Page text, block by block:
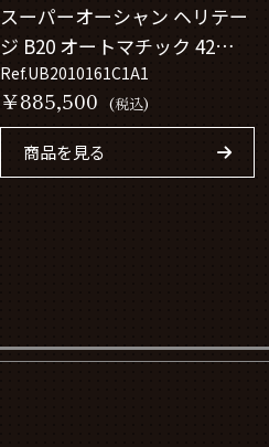
スーパーオーシャン ヘリテー
ジ B20 オートマチック 42
UB2010161C1A1
Ref.UB2010161C1A1
￥885,500 (税込)
商品を見る